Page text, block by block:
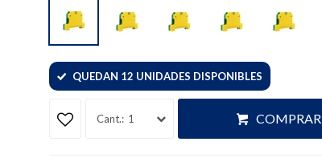
QUEDAN 12 UNIDADES DISPONIBLES
1 COMPRAR